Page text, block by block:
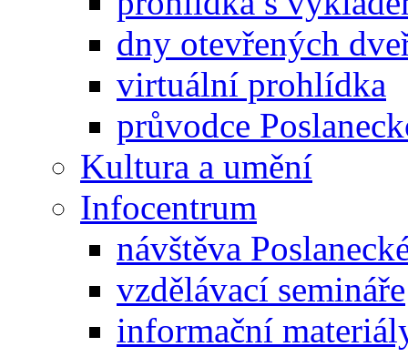
dny otevřených
virtuální prohlídka
průvodce
Kultura a umění
Infocentrum
návštěva
vzdělávací semináře
informační